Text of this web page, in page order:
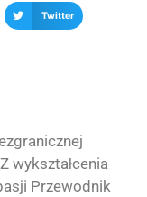
Twitter
wykształcenia
Przewodnik